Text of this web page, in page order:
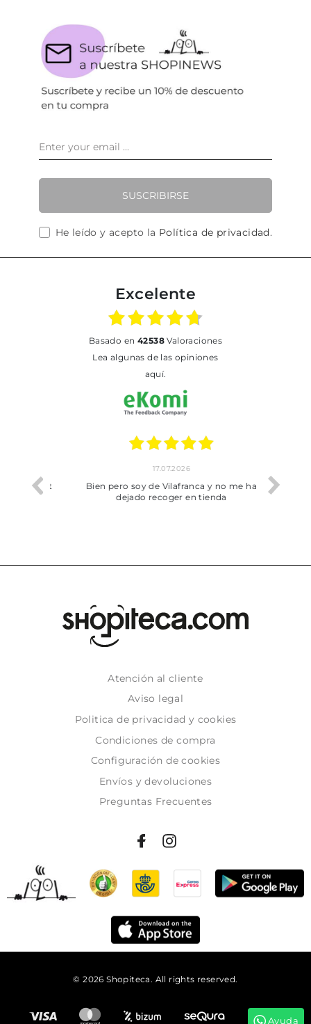
SUSCRIBIRSE
He leído y acepto la Política de privacidad.
Excelente
basado en 42538Valoraciones
Lea algunas de las opiniones
aquí.
trobat
17.07.2026
Bien pero soy de Vilafranca y no me ha
dejado recoger en tienda
Atención al cliente
Aviso legal
Politica de privacidad y cookies
Condiciones de compra
Configuración de cookies
Envíos y devoluciones
Preguntas Frecuentes
© 2026 Shopiteca. All rights reserved.
Ayuda